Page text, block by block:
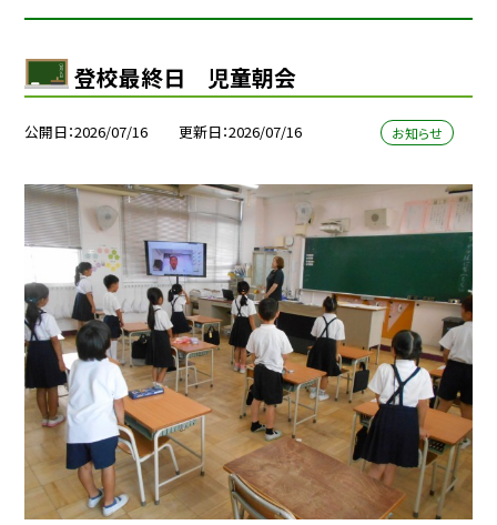
登校最終日 児童朝会
公開日 2026/07/16 更新日 2026/07/16 お知らせ